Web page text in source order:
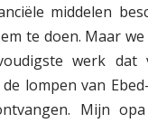
middelen
te doen. Maar
werk dat
lompen van
Mijn